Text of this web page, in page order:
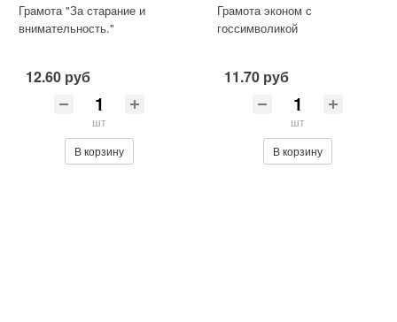
Грамота "За старание и
внимательность."
12.60 руб
шт
В корзину
Грамота эконом с
госсимволикой
11.70 руб
шт
В корзину